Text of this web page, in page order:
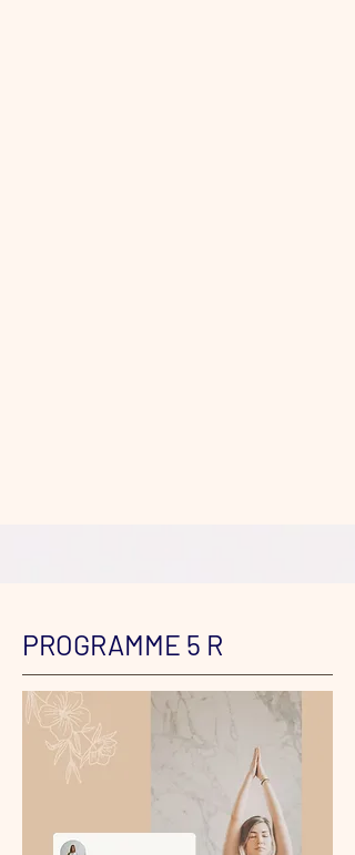
PROGRAMME 5 R